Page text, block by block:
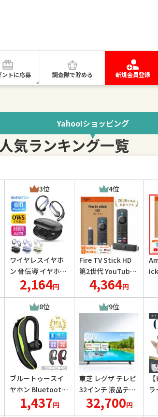
ントに応募 調査隊で貯める 新規会員登録
Yahoo!ショッピング
気ランキング一覧
3位
ワイヤレスイヤホ
ン 骨伝導 イヤホン
bluetoothイヤホ
ン SHRATCH オー
プンイヤー型 耳を
塞がない 耳掛け式
イヤフォン 残量表
示 音漏れ抑制 急速
充電
2,164円
4位
Fire TV Stick HD
第2世代 YouTube
ボタン 2026年発売
モデル Amazon フ
ァイヤー スティッ
ク Alexa対応 音声
認識リモコン 付属
4,364円
属
8位
ブルートゥースイ
ヤホン Bluetooth
6.1 完全ワイヤレス
耳掛け型 ヘッドセ
1,437円
9位
東芝 レグザ テレビ
32インチ 液晶テレ
ビ 32V型 ハイビジ
ョン YouTube/Blu
32,700円
ラ